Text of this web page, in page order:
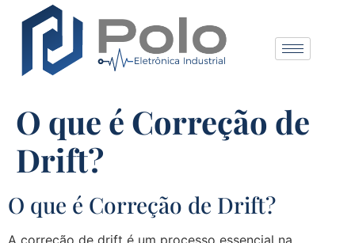
O que é Correção de
Drift?
O que é Correção de Drift?
A correção de drift é um processo essencial na